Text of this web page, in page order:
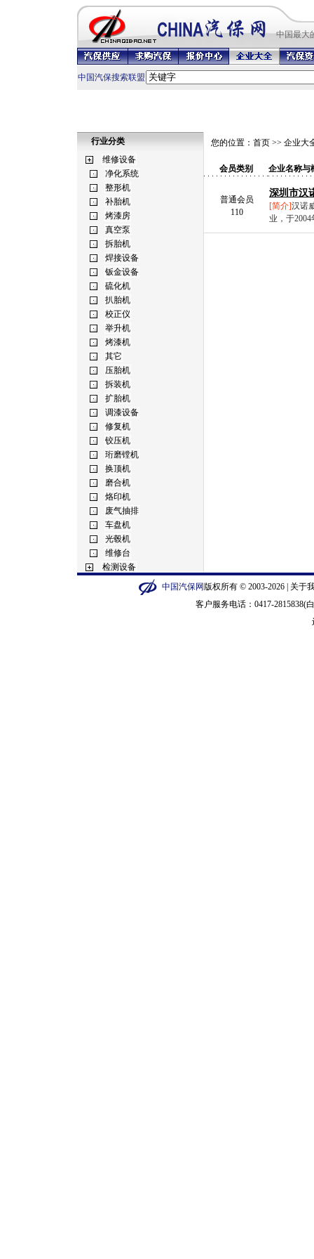
中国最大
中国汽保搜索联盟
行业分类 您的位置： 首页 >> 企业大
会员类别 企业名称与
普通会员
110
深圳市汉
[简介]汉诺
业，于
中国汽保网版权所有 © 2003-2026 | 关于
客户服务电话：0417-